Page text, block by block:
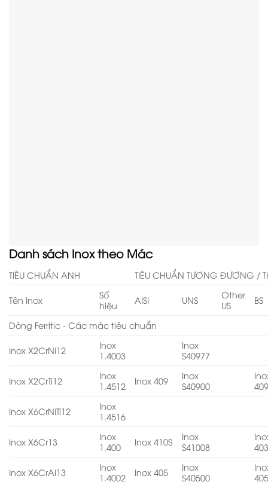
Danh sách Inox theo Mác
TIÊU CHUẨN ANH TIÊU CHUẨN TƯƠNG ĐƯƠNG /
Tên Inox
Số
hiệu
AISI UNS
Other
US
BS
Dòng Ferritic - Các mác tiêu chuẩn
Inox X2CrNi12
Inox
1.4003
Inox
S40977
Inox X2CrTi12
Inox
1.4512
Inox 409
Inox
S40900
Inox X6CrNiTi12
Inox
1.4516
Inox X6Cr13
Inox
1.400
Inox 410S
Inox
S41008
Inox X6CrAl13
Inox
1.4002
Inox 405
Inox
S40500